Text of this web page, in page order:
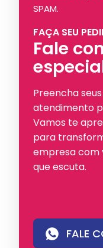
FAÇA SEU
Fale
Preencha
atendimento
Vamos te
para
empresa com
que escuta.
FALE
SPAM.